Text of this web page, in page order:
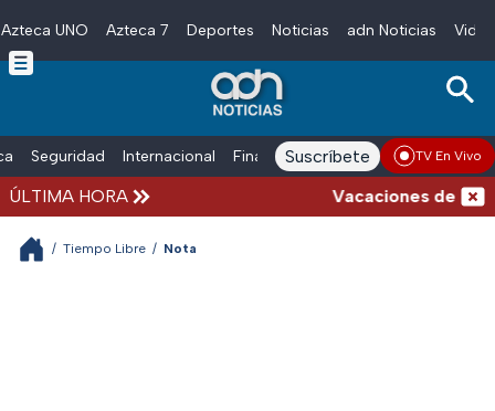
Skip to main content
Azteca UNO Azteca 7 Deportes Noticias adn Noticias
Seguridad Internacional Finanzas adn Noticias Radio
Suscríbete TV En Vivo
ÚLTIMA HORA Vacaciones de
/ Tiempo Libre / Nota